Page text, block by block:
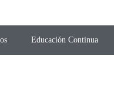
Educación Continua